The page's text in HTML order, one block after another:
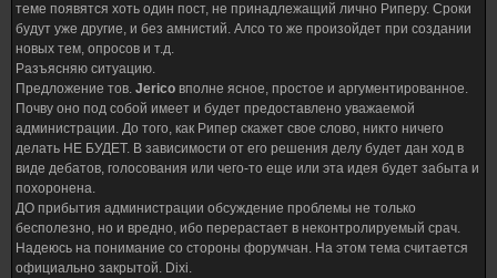
теме появятся хоть один пост, не принадлежащий лично Риперу. Сроки
будут уже другие, и без амнистий. Алсо то же произойдет при создании
новых тем, опросов и т.д.
Разъясняю ситуацию.
Предложение тов. Jerico вполне ясное, простое и аргументированное.
Почву оно под собой имеет и будет предоставлено уважаемой
администрации. До того, как Рипер скажет свое слово, никто ничего
делать НЕ БУДЕТ. В зависимости от его решения делу будет дан ход в
виде дебатов, голосования или чего-то еще или эта идея будет забыта и
похоронена.
ДО прибытия администрации обсуждение проблемы не только
бесполезно, но и вредно, ибо перерастает в неконтролируемый срач.
Надеюсь на понимание со стороны форумчан. На этом тема считается
официально закрытой. Dixi.